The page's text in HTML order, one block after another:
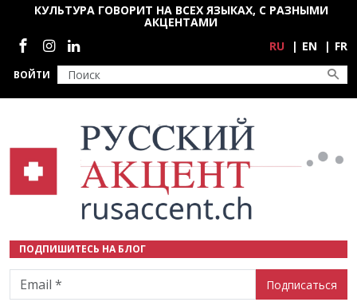
Перейти к основному содержанию
ВОЙТИ
КУЛЬТУРА ГОВОРИТ НА ВСЕХ ЯЗЫКАХ, С РАЗНЫМИ
АКЦЕНТАМИ
Социальные сети
RU EN FR
ПОДПИШИТЕСЬ НА БЛОГ
Email